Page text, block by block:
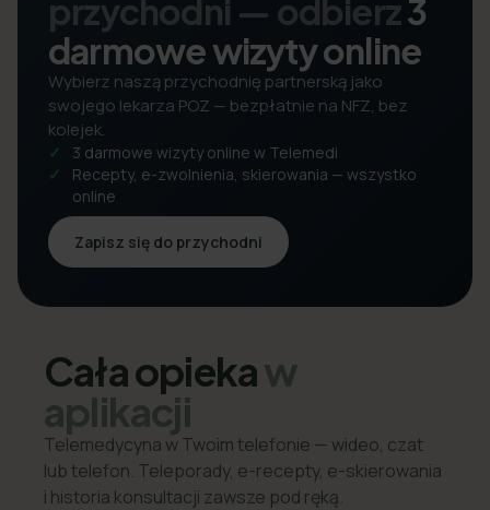
przychodni — odbierz3
darmowe wizyty online
Wybierz naszą przychodnię partnerską jako
swojego lekarza POZ — bezpłatnie na NFZ, bez
kolejek.
3 darmowe wizyty online w Telemedi
Recepty, e-zwolnienia, skierowania — wszystko
online
Zapisz się do przychodni
Cała opiekaw
aplikacji
Telemedycyna w Twoim telefonie — wideo, czat
lub telefon. Teleporady, e-recepty, e-skierowania
i historia konsultacji zawsze pod ręką.